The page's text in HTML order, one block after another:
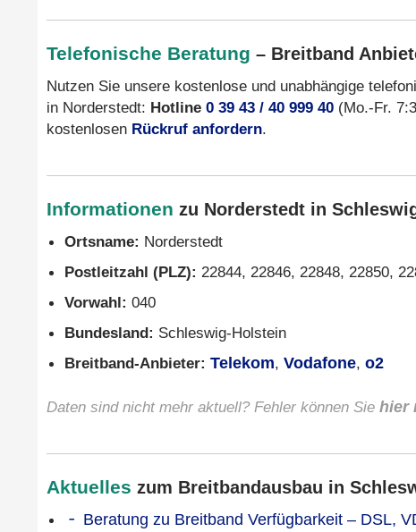
Telefonische Beratung – Breitband
Nutzen Sie unsere kostenlose und unabhängige
in Norderstedt: Hotline 0 39 43 / 40 999 40 (Mo.-Fr.
kostenlosen Rückruf anfordern.
Informationen zu Norderstedt in
Ortsname: Norderstedt
Postleitzahl (PLZ): 22844, 22846, 22848, 22850,
Vorwahl: 040
Bundesland: Schleswig-Holstein
Breitband-Anbieter: Telekom, Vodafone, o2
Daten sind nicht mehr aktuell? Fehler können Sie hier
Aktuelles zum Breitbandausbau in
Beratung zu Breitband Verfügbarkeit – DSL,